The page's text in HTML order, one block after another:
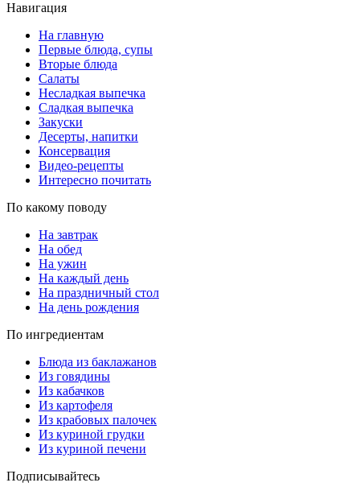
Навигация
На главную
Первые блюда, супы
Вторые блюда
Салаты
Несладкая выпечка
Сладкая выпечка
Закуски
Десерты, напитки
Консервация
Видео-рецепты
Интересно почитать
По какому поводу
На завтрак
На обед
На ужин
На каждый день
На праздничный стол
На день рождения
По ингредиентам
Блюда из баклажанов
Из говядины
Из кабачков
Из картофеля
Из крабовых палочек
Из куриной грудки
Из куриной печени
Подписывайтесь